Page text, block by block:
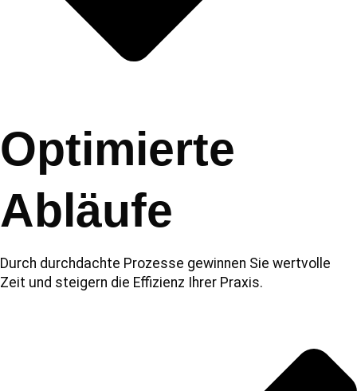
Optimierte
Abläufe
Durch durchdachte Prozesse gewinnen Sie wertvolle
Zeit und steigern die Effizienz Ihrer Praxis.